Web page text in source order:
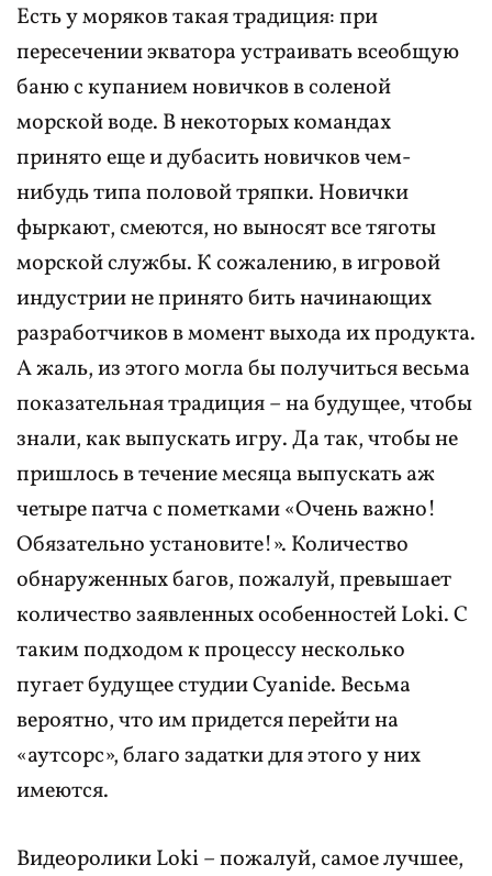
Есть у моряков такая традиция: при
пересечении экватора устраивать всеобщую
баню с купанием новичков в соленой
морской воде. В некоторых командах
принято еще и дубасить новичков чем-
нибудь типа половой тряпки. Новички
фыркают, смеются, но выносят все тяготы
морской службы. К сожалению, в игровой
индустрии не принято бить начинающих
разработчиков в момент выхода их продукта.
А жаль, из этого могла бы получиться весьма
показательная традиция – на будущее, чтобы
знали, как выпускать игру. Да так, чтобы не
пришлось в течение месяца выпускать аж
четыре патча с пометками «Очень важно!
Обязательно установите!». Количество
обнаруженных багов, пожалуй, превышает
количество заявленных особенностей Loki. С
таким подходом к процессу несколько
пугает будущее студии Cyanide. Весьма
вероятно, что им придется перейти на
«аутсорс», благо задатки для этого у них
имеются.
Видеоролики Loki – пожалуй, самое лучшее,